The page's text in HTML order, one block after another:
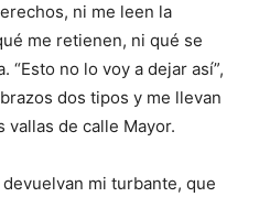
ni me leen la
me retienen, ni qué se
“Esto no lo voy a dejar así”,
dos tipos y me llevan
vallas de calle Mayor.
mi turbante, que